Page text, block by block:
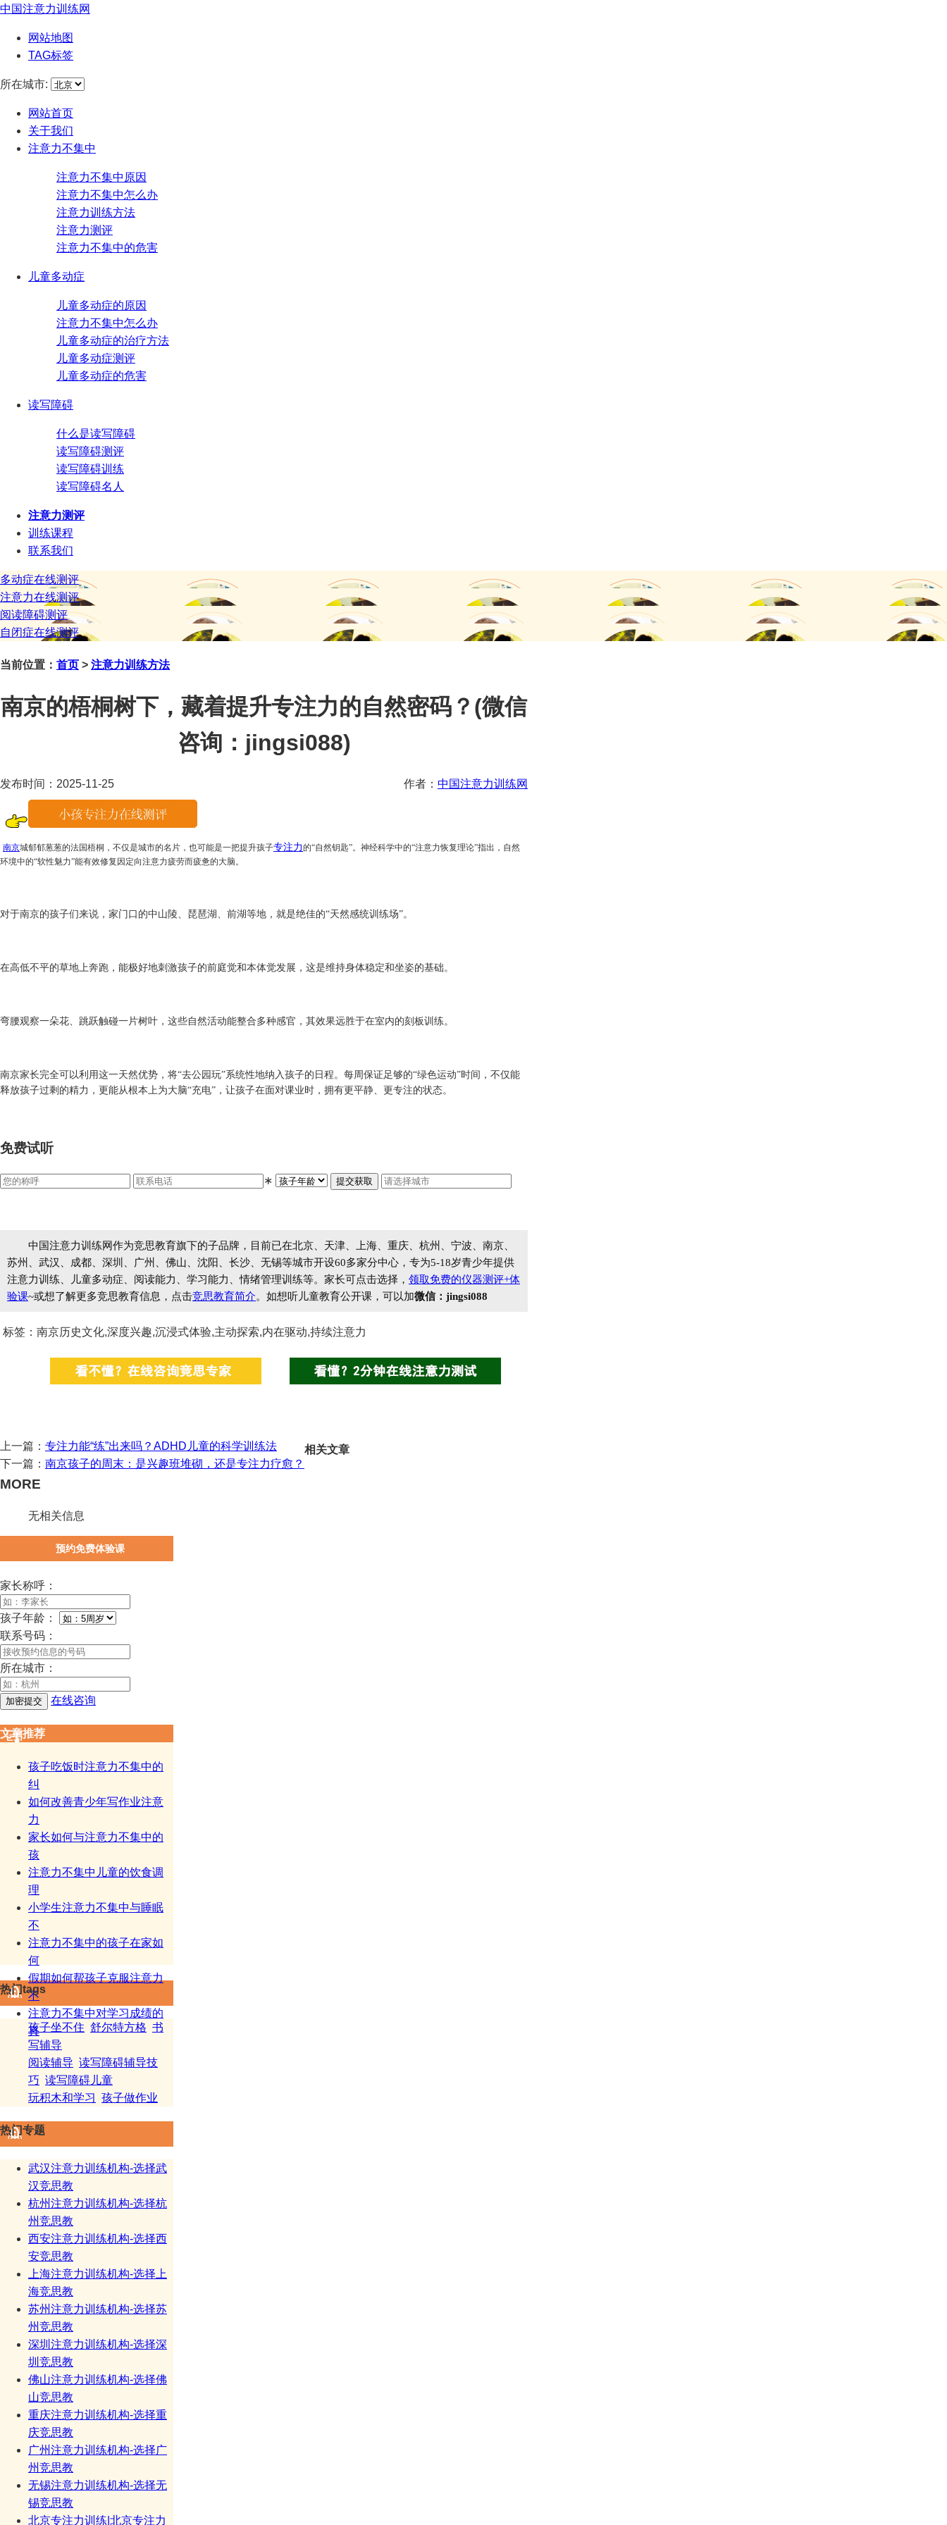
中国注意力训练网
网站地图
TAG标签
所在城市:
网站首页
关于我们
注意力不集中
注意力不集中原因
注意力不集中怎么办
注意力训练方法
注意力测评
注意力不集中的危害
儿童多动症
儿童多动症的原因
注意力不集中怎么办
儿童多动症的治疗方法
儿童多动症测评
儿童多动症的危害
读写障碍
什么是读写障碍
读写障碍测评
读写障碍训练
读写障碍名人
注意力测评
训练课程
联系我们
多动症在线测评
注意力在线测评
阅读障碍测评
自闭症在线测评
当前位置： 首页 > 注意力训练方法
南京的梧桐树下，藏着提升专注力的自然密码？(微信
咨询：jingsi088)
作者： 中国注意力训练网
发布时间：2025-11-25
南京城郁郁葱葱的法国梧桐，不仅是城市的名片，也可能是一把提升孩子专注力的“自然钥匙”。神经科学中的“注意力恢复理论”指出，自然
环境中的“软性魅力”能有效修复因定向注意力疲劳而疲惫的大脑。
对于南京的孩子们来说，家门口的中山陵、琵琶湖、前湖等地，就是绝佳的“天然感统训练场”。
在高低不平的草地上奔跑，能极好地刺激孩子的前庭觉和本体觉发展，这是维持身体稳定和坐姿的基础。
弯腰观察一朵花、跳跃触碰一片树叶，这些自然活动能整合多种感官，其效果远胜于在室内的刻板训练。
南京家长完全可以利用这一天然优势，将“去公园玩”系统性地纳入孩子的日程。每周保证足够的“绿色运动”时间，不仅能
释放孩子过剩的精力，更能从根本上为大脑“充电”，让孩子在面对课业时，拥有更平静、更专注的状态。
免费试听
∗
中国注意力训练网作为竞思教育旗下的子品牌，目前已在北京、天津、上海、重庆、杭州、宁波、南京、
苏州、武汉、成都、深圳、广州、佛山、沈阳、长沙、无锡等城市开设60多家分中心，专为5-18岁青少年提供
注意力训练、儿童多动症、阅读能力、学习能力、情绪管理训练等。家长可点击选择， 领取免费的仪器测评+体
验课~或想了解更多竞思教育信息，点击竞思教育简介。如想听儿童教育公开课，可以加微信：jingsi088
标签：南京历史文化,深度兴趣,沉浸式体验,主动探索,内在驱动,持续注意力
上一篇： 专注力能“练”出来吗？ADHD儿童的科学训练法
下一篇： 南京孩子的周末：是兴趣班堆砌，还是专注力疗愈？
相关文章
MORE
无相关信息
预约免费体验课
家长称呼：
孩子年龄：
联系号码：
所在城市：
在线咨询
文章推荐
孩子吃饭时注意力不集中的
纠
如何改善青少年写作业注意
力
家长如何与注意力不集中的
孩
注意力不集中儿童的饮食调
理
小学生注意力不集中与睡眠
不
注意力不集中的孩子在家如
何
假期如何帮孩子克服注意力
不
注意力不集中对学习成绩的
真
热门tags
孩子坐不住 舒尔特方格 书
写辅导
阅读辅导 读写障碍辅导技
巧 读写障碍儿童
玩积木和学习 孩子做作业
热门专题
武汉注意力训练机构-选择武
汉竞思教
杭州注意力训练机构-选择杭
州竞思教
西安注意力训练机构-选择西
安竞思教
上海注意力训练机构-选择上
海竞思教
苏州注意力训练机构-选择苏
州竞思教
深圳注意力训练机构-选择深
圳竞思教
佛山注意力训练机构-选择佛
山竞思教
重庆注意力训练机构-选择重
庆竞思教
广州注意力训练机构-选择广
州竞思教
无锡注意力训练机构-选择无
锡竞思教
北京专注力训练|北京专注力